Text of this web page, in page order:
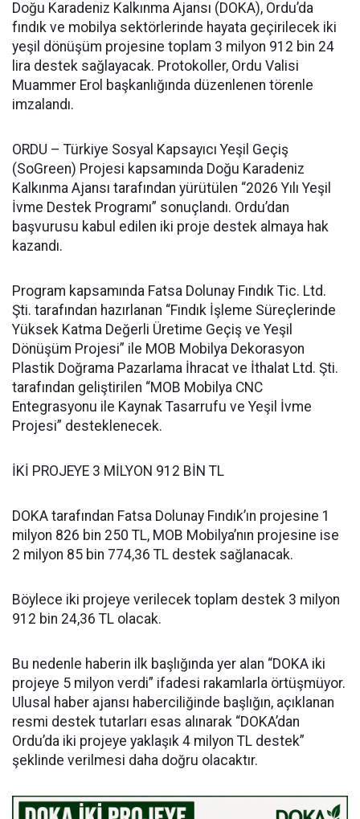
Doğu Karadeniz Kalkınma Ajansı (DOKA), Ordu’da
fındık ve mobilya sektörlerinde hayata geçirilecek iki
yeşil dönüşüm projesine toplam 3 milyon 912 bin 24
lira destek sağlayacak. Protokoller, Ordu Valisi
Muammer Erol başkanlığında düzenlenen törenle
imzalandı.
ORDU – Türkiye Sosyal Kapsayıcı Yeşil Geçiş
(SoGreen) Projesi kapsamında Doğu Karadeniz
Kalkınma Ajansı tarafından yürütülen “2026 Yılı Yeşil
İvme Destek Programı” sonuçlandı. Ordu’dan
başvurusu kabul edilen iki proje destek almaya hak
kazandı.
Program kapsamında Fatsa Dolunay Fındık Tic. Ltd.
Şti. tarafından hazırlanan “Fındık İşleme Süreçlerinde
Yüksek Katma Değerli Üretime Geçiş ve Yeşil
Dönüşüm Projesi” ile MOB Mobilya Dekorasyon
Plastik Doğrama Pazarlama İhracat ve İthalat Ltd. Şti.
tarafından geliştirilen “MOB Mobilya CNC
Entegrasyonu ile Kaynak Tasarrufu ve Yeşil İvme
Projesi” desteklenecek.
İKİ PROJEYE 3 MİLYON 912 BİN TL
DOKA tarafından Fatsa Dolunay Fındık’ın projesine 1
milyon 826 bin 250 TL, MOB Mobilya’nın projesine ise
2 milyon 85 bin 774,36 TL destek sağlanacak.
Böylece iki projeye verilecek toplam destek 3 milyon
912 bin 24,36 TL olacak.
Bu nedenle haberin ilk başlığında yer alan “DOKA iki
projeye 5 milyon verdi” ifadesi rakamlarla örtüşmüyor.
Ulusal haber ajansı haberciliğinde başlığın, açıklanan
resmi destek tutarları esas alınarak “DOKA’dan
Ordu’da iki projeye yaklaşık 4 milyon TL destek”
şeklinde verilmesi daha doğru olacaktır.